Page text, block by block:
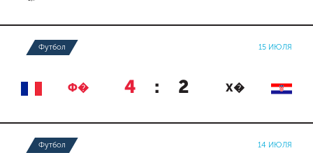
Футбол 15 ИЮЛЯ
Ф� 4 : 2 Х�
Футбол 14 ИЮЛЯ